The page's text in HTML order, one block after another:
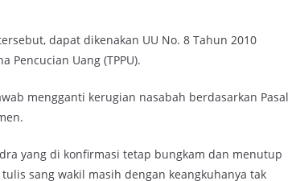
dapat dikenakan UU No. 8 Tahun 2010
Pencucian Uang (TPPU).
mengganti kerugian nasabah berdasarkan Pasal
yang di konfirmasi tetap bungkam dan menutup
sang wakil masih dengan keangkuhanya tak